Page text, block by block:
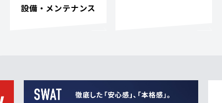
設備・メンテナンス